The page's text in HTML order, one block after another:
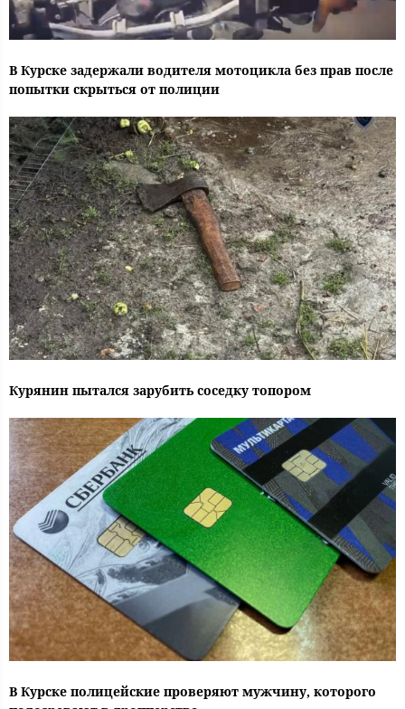
В Курске задержали водителя мотоцикла без прав после
попытки скрыться от полиции
Курянин пытался зарубить соседку топором
В Курске полицейские проверяют мужчину, которого